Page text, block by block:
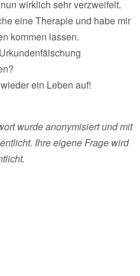
wirklich sehr verzweifelt.
eine Therapie und habe mir
kommen lassen.
ein Leben auf!
wurde anonymisiert und mit
Ihre eigene Frage wird